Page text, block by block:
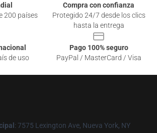
200 países
Compra con confianza
Protegido 24/7 desde los clics
hasta la entrega
de uso
Pago 100% seguro
PayPal / MasterCard / Visa
: 7575 Lexington Ave, Nueva York, NY